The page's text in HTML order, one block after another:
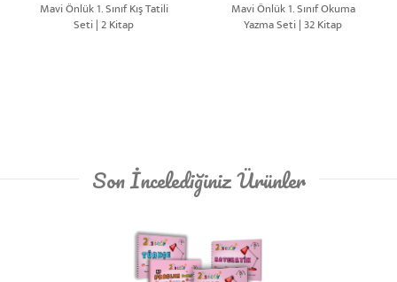
Mavi Önlük 1. Sınıf Kış Tatili
Seti | 2 Kitap
Mavi Önlük 1. Sınıf Okuma
Yazma Seti | 32 Kitap
Son İncelediğiniz Ürünler